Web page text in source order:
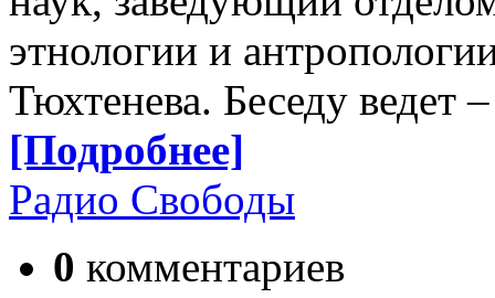
этнологии и
Тюхтенева. Беседу ведет
[Подробнее]
Радио Свободы
0 комментариев